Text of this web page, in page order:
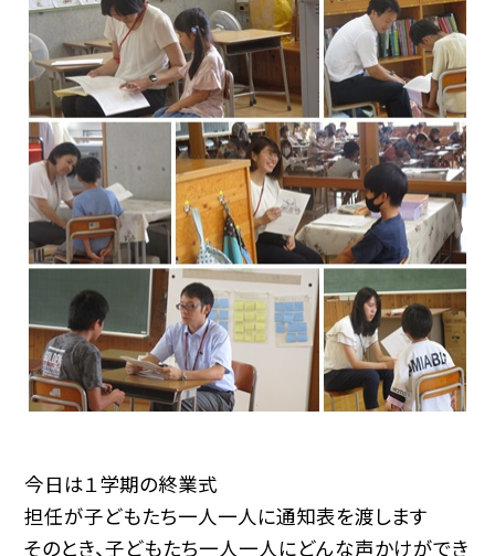
今日は１学期の終業式
担任が子どもたち一人一人に通知表を渡します
そのとき、子どもたち一人一人にどんな声かけができ